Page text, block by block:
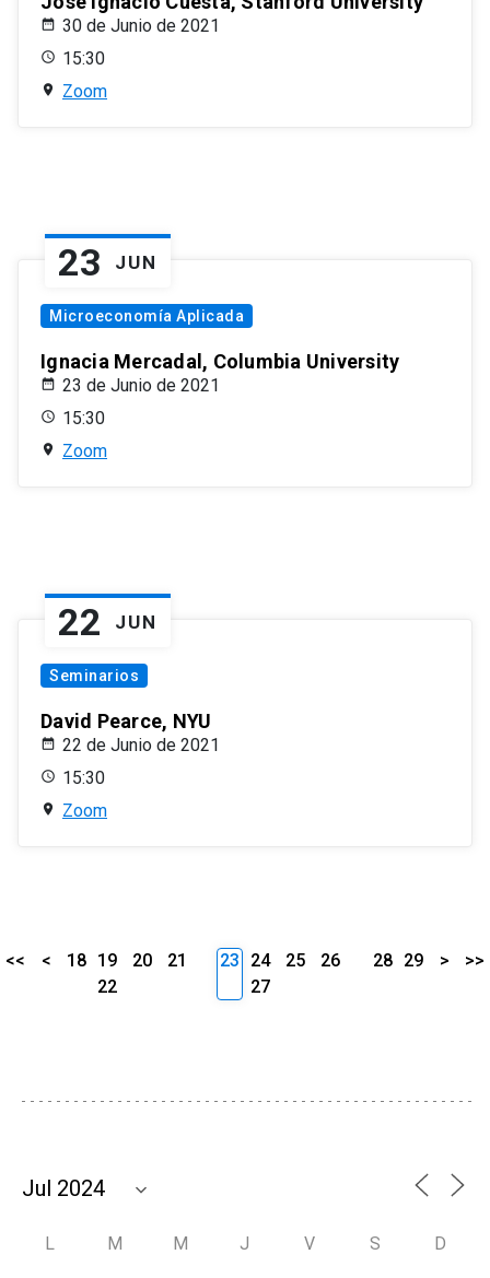
30 de Junio de 2021
15:30
Zoom
23 JUN
Microeconomía Aplicada
Ignacia Mercadal, Columbia University
23 de Junio de 2021
15:30
Zoom
22 JUN
Seminarios
David Pearce, NYU
22 de Junio de 2021
15:30
Zoom
<< < 18 19 20
21
22
23 24 25
26
27
28 29 > >>
L M M J V S D